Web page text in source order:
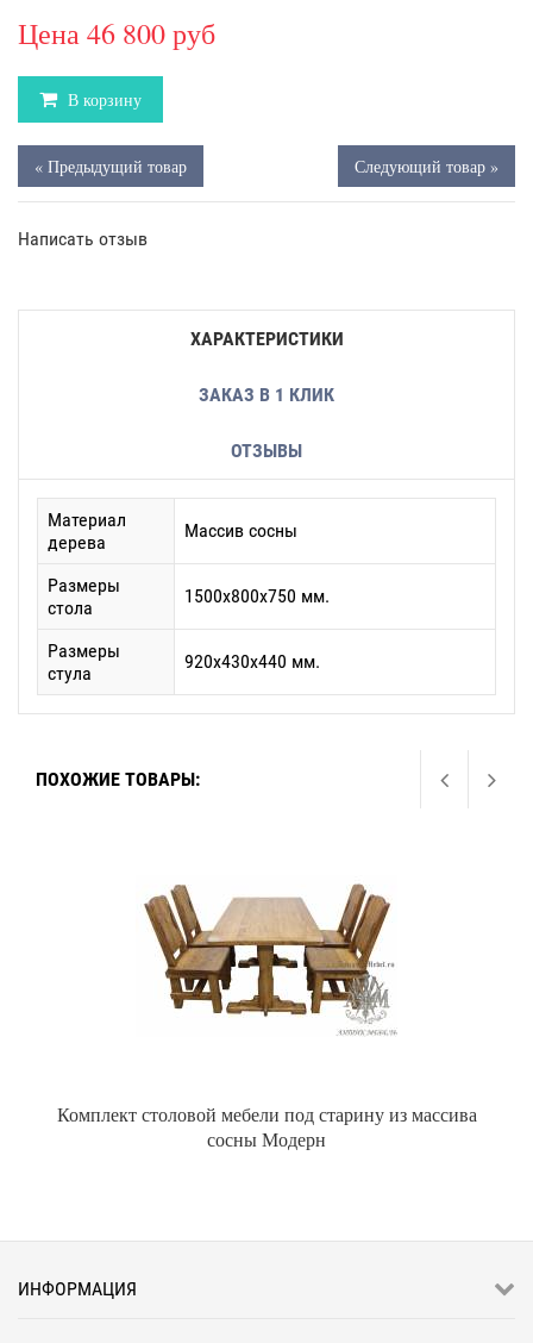
Цена46 800 руб
В корзину
« Предыдущий товар Следующий товар »
Написать отзыв
ХАРАКТЕРИСТИКИ
ЗАКАЗ В 1 КЛИК
ОТЗЫВЫ
Материал
дерева
Массив сосны
Размеры
стола
1500х800х750 мм.
Размеры
стула
920х430х440 мм.
ПОХОЖИЕ ТОВАРЫ:
Комплект столовой мебели под старину из массива
сосны Модерн
ИНФОРМАЦИЯ